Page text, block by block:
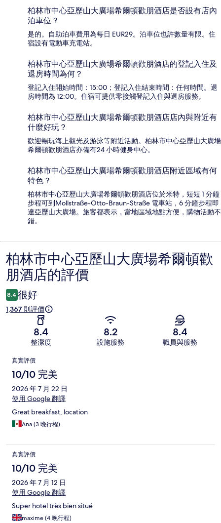
柏林市中心亞歷山大廣場希爾頓歡朋酒店是否設有店內
泊車位？
是的。自助泊車費用為每日 EUR29。泊車位也許數量有限。住
宿設有電動車充電站。
柏林市中心亞歷山大廣場希爾頓歡朋酒店的登記入住及
退房時間為何？
登記入住開始時間：15:00；登記入住結束時間：任何時間。退
房時間為 12:00。住宿可提供零接觸登記入住與退房服務。
柏林市中心亞歷山大廣場希爾頓歡朋酒店店內與附近有
什麼好玩？
歡迎暢玩海上觀光及游泳等附近活動。柏林市中心亞歷山大廣場
希爾頓歡朋酒店亦備有24 小時健身中心。
柏林市中心亞歷山大廣場希爾頓歡朋酒店附近區域有何
特色？
柏林市中心亞歷山大廣場希爾頓歡朋酒店位於米特，短短 1 分鐘
步程可到Mollstraße-Otto-Braun-Straße 電車站，6 分鐘步程即
達亞歷山大廣場。旅客都表示，當地區域地點方便，購物活動不
錯。
評
價
柏林市中心亞歷山大廣場希爾頓歡
朋酒店的評價
8.4 很好
1,367 則評價
8.4
整潔度
8.2
設施服務
8.4
職員與服務
評
價
真實評價
10/10 完美
2026 年 7 月 22 日
使用 Google 翻譯
Great breakfast, location
Ana (3 晚行程)
真實評價
10/10 完美
2026 年 7 月 12 日
使用 Google 翻譯
Super hotel très bien situé
maxime (4 晚行程)